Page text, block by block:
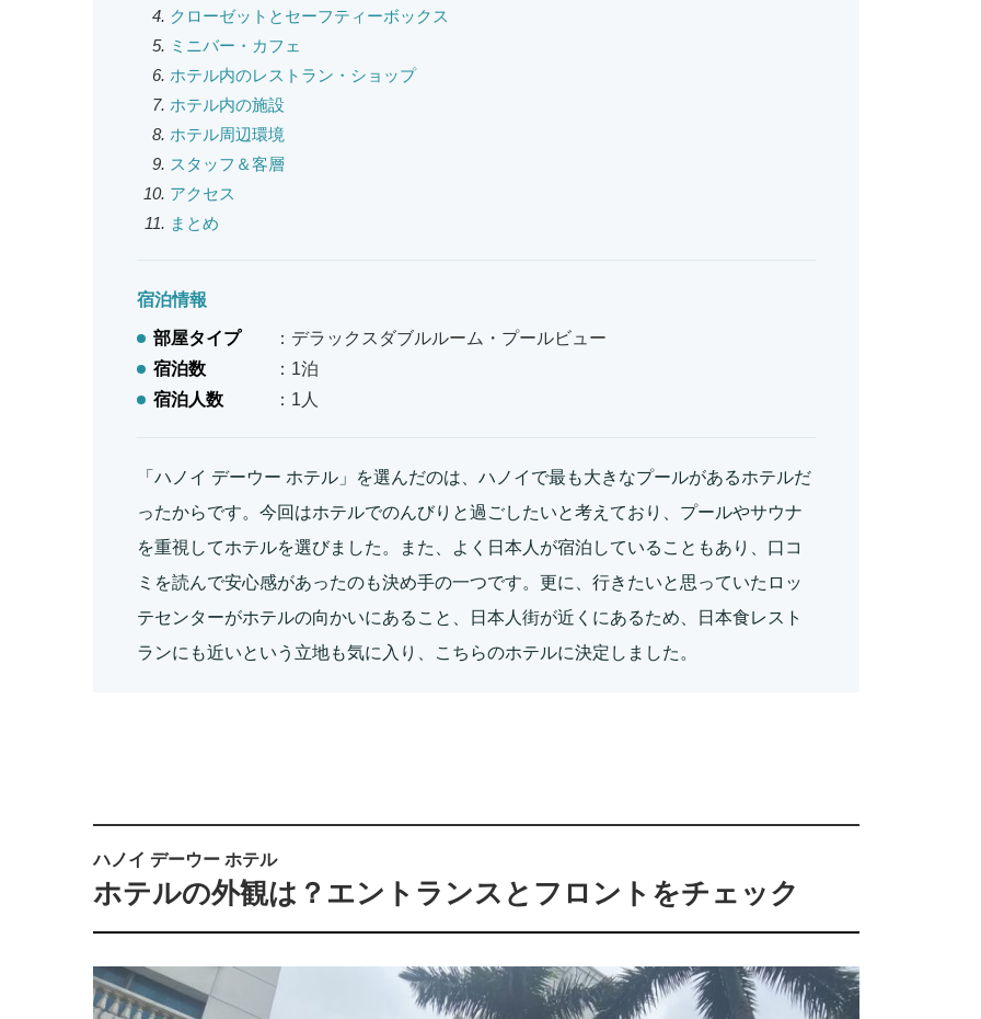
クローゼットとセーフティーボックス
ミニバー・カフェ
ホテル内のレストラン・ショップ
ホテル内の施設
ホテル周辺環境
スタッフ＆客層
アクセス
まとめ
宿泊情報
部屋タイプ
：デラックスダブルルーム・プールビュー
宿泊数
：1泊
宿泊人数
：1人
「ハノイ デーウー ホテル」を選んだのは、ハノイで最も大きなプールがあるホテルだ
ったからです。今回はホテルでのんびりと過ごしたいと考えており、プールやサウナ
を重視してホテルを選びました。また、よく日本人が宿泊していることもあり、口コ
ミを読んで安心感があったのも決め手の一つです。更に、行きたいと思っていたロッ
テセンターがホテルの向かいにあること、日本人街が近くにあるため、日本食レスト
ランにも近いという立地も気に入り、こちらのホテルに決定しました。
ハノイ デーウー ホテル
ホテルの外観は？エントランスとフロントをチェック